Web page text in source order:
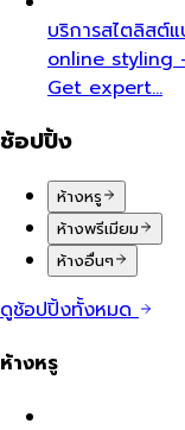
บริการสไตลิสต์
online styling
Get expert…
ช้อปปิ้ง
ห้างหรู
ห้างพรีเมียม
ห้างอื่นๆ
ดูช้อปปิ้งทั้งหมด
ห้างหรู